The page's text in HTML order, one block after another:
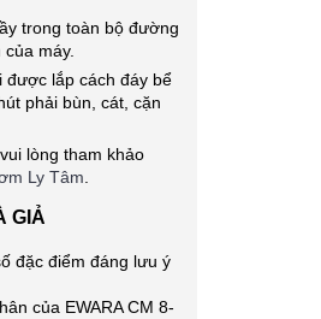
trong toàn bộ đường
máy.
lắp cách đáy bể
phải bùn, cát, cặn
lòng tham khảo
Ly Tâm
GIẢ
đặc điểm đáng lưu ý
của EWARA CM 8-